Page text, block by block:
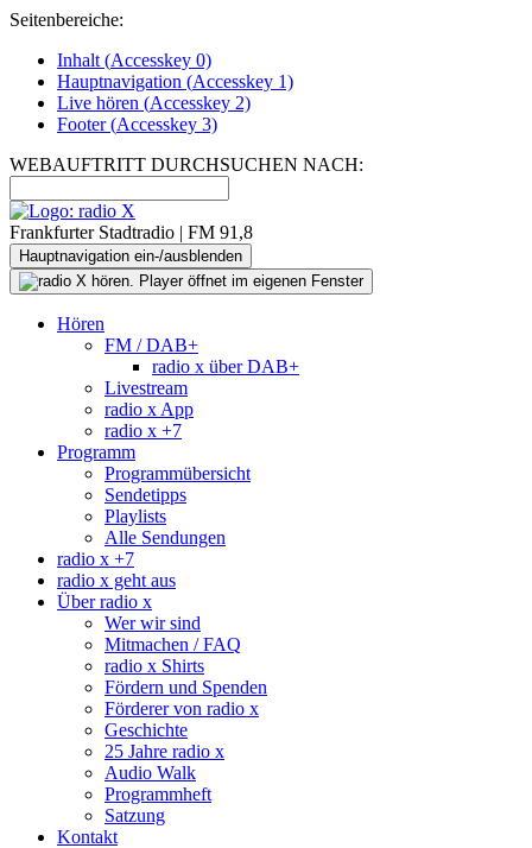
Seitenbereiche:
Inhalt (Accesskey 0)
Hauptnavigation (Accesskey 1)
Live hören (Accesskey 2)
Footer(Accesskey 3)
WEBAUFTRITT DURCHSUCHEN NACH:
Frankfurter Stadtradio | FM 91,8
Hauptnavigation ein-/ausblenden
Hören
FM / DAB+
radio x über DAB+
Livestream
radio x App
radio x +7
Programm
Programmübersicht
Sendetipps
Playlists
Alle Sendungen
radio x +7
radio x geht aus
Über radio x
Wer wir sind
Mitmachen / FAQ
radio x Shirts
Fördern und Spenden
Förderer von radio x
Geschichte
25 Jahre radio x
Audio Walk
Programmheft
Satzung
Kontakt